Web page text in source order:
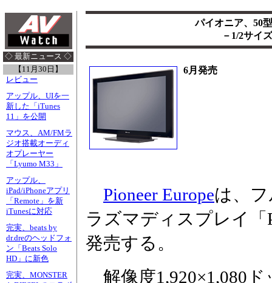
◇ 最新ニュース ◇
【11月30日】
レビュー
アップル、UIを一
新した「iTunes
11」を公開
マウス、AM/FMラ
ジオ搭載オーディ
オプレーヤー
「Lyumo M33」
アップル、
iPad/iPhoneアプリ
「Remote」を新
iTunesに対応
完実、beats by
dr.dreのヘッドフォ
ン「Beats Solo
HD」に新色
完実、MONSTER
パイオニア、50
－1/2サイ
6月発売
Pioneer Europeは、
ラズマディスプレイ「
発売する。
解像度1,920×1,080